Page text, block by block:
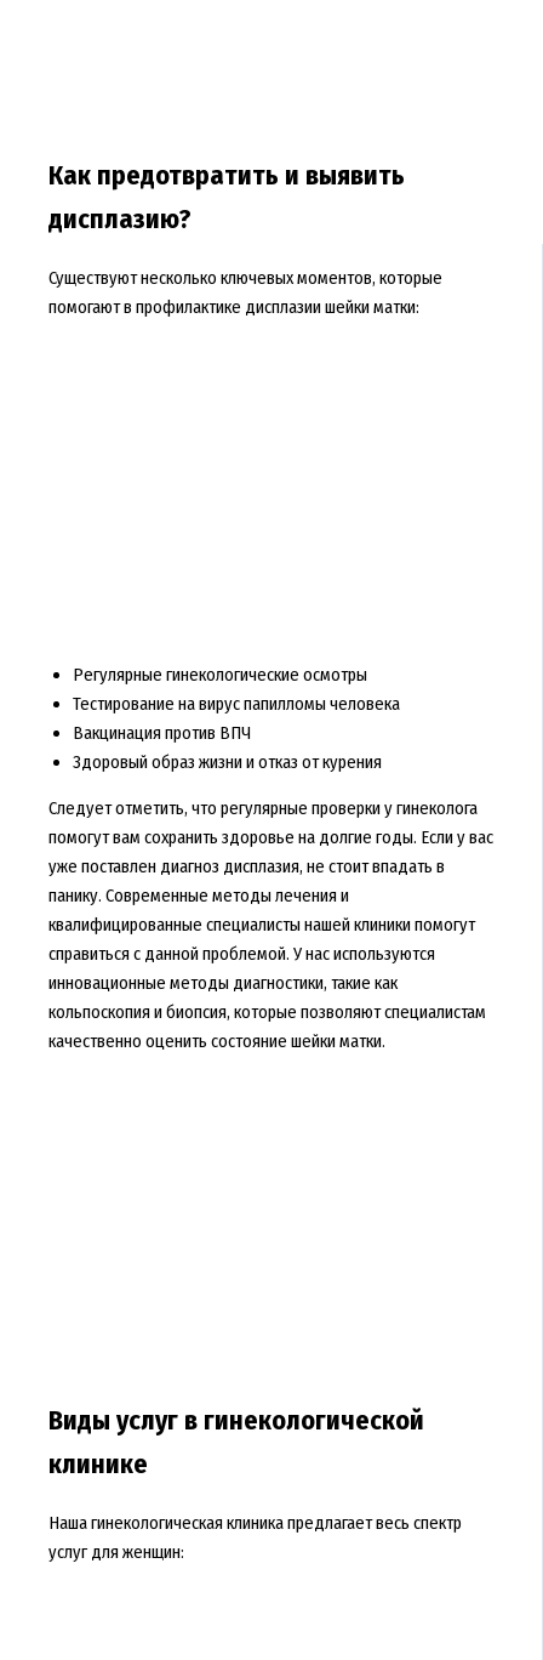
Как предотвратить и выявить
дисплазию?
Существуют несколько ключевых моментов, которые
помогают в профилактике дисплазии шейки матки:
Регулярные гинекологические осмотры
Тестирование на вирус папилломы человека
Вакцинация против ВПЧ
Здоровый образ жизни и отказ от курения
Следует отметить, что регулярные проверки у гинеколога
помогут вам сохранить здоровье на долгие годы. Если у вас
уже поставлен диагноз дисплазия, не стоит впадать в
панику. Современные методы лечения и
квалифицированные специалисты нашей клиники помогут
справиться с данной проблемой. У нас используются
инновационные методы диагностики, такие как
кольпоскопия и биопсия, которые позволяют специалистам
качественно оценить состояние шейки матки.
Виды услуг в гинекологической
клинике
Наша гинекологическая клиника предлагает весь спектр
услуг для женщин: